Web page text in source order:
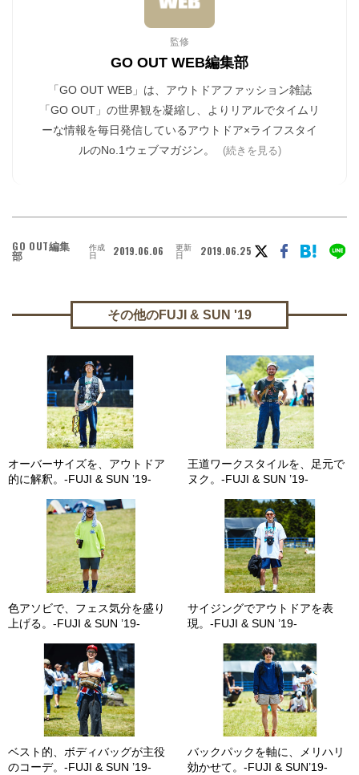
監修
GO OUT WEB編集部
「GO OUT WEB」は、アウトドアファッション雑誌
「GO OUT」の世界観を凝縮し、よりリアルでタイムリ
ーな情報を毎日発信しているアウトドア×ライフスタイ
ルのNo.1ウェブマガジン。
(続きを見る)
GO OUT編集
部
作成
日 2019.06.06 更新
日 2019.06.25
その他のFUJI & SUN '19
オーバーサイズを、アウトドア
的に解釈。-FUJI & SUN ’19-
王道ワークスタイルを、足元で
ヌク。-FUJI & SUN ’19-
色アソビで、フェス気分を盛り
上げる。-FUJI & SUN ’19-
サイジングでアウトドアを表
現。-FUJI & SUN ’19-
ベスト的、ボディバッグが主役
のコーデ。-FUJI & SUN ’19-
バックパックを軸に、メリハリ
効かせて。-FUJI & SUN’19-